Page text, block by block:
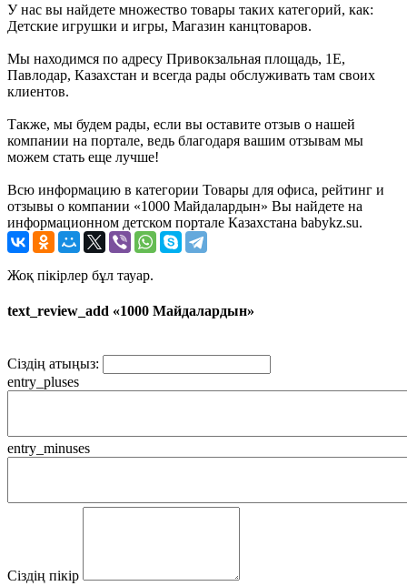
У нас вы найдете множество товары таких категорий, как:
Детские игрушки и игры, Магазин канцтоваров.
Мы находимся по адресу Привокзальная площадь, 1Е,
Павлодар, Казахстан и всегда рады обслуживать там своих
клиентов.
Также, мы будем рады, если вы оставите отзыв о нашей
компании на портале, ведь благодаря вашим отзывам мы
можем стать еще лучше!
Всю информацию в категории Товары для офиса, рейтинг и
отзывы о компании «1000 Майдалардын» Вы найдете на
информационном детском портале Казахстана babykz.su.
Жоқ пікірлер бұл тауар.
text_review_add «1000 Майдалардын»
Сіздің атыңыз:
entry_pluses
entry_minuses
Сіздің пікір